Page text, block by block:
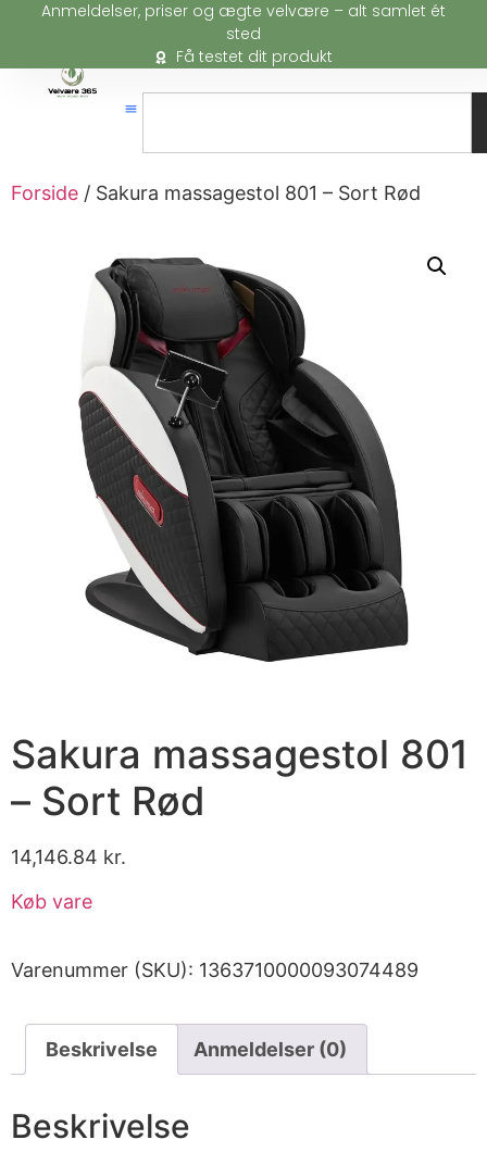
Anmeldelser, priser og ægte velvære – alt samlet ét
sted
Få testet dit produkt
Forside / Sakura massagestol 801 – Sort Rød
Sakura massagestol 801
– Sort Rød
14,146.84 kr.
Køb vare
Varenummer (SKU): 1363710000093074489
Beskrivelse Anmeldelser (0)
Beskrivelse